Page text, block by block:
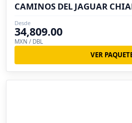
CAMINOS DEL JAGUAR
Desde
34,809.00
MXN / DBL
VER